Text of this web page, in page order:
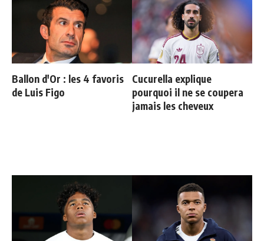
Ballon d'Or : les 4 favoris
de Luis Figo
Cucurella explique
pourquoi il ne se coupera
jamais les cheveux